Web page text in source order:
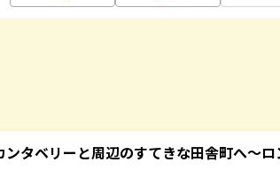
ンタベリーと周辺のすてきな田舎町へ～